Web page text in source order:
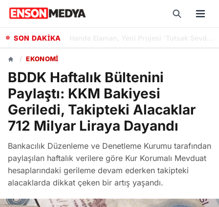
SON DAKİKA
/ EKONOMI
BDDK Haftalık Bültenini
Paylaştı: KKM Bakiyesi
Geriledi, Takipteki Alacaklar
712 Milyar Liraya Dayandı
Bankacılık Düzenleme ve Denetleme Kurumu tarafından
paylaşılan haftalık verilere göre Kur Korumalı Mevduat
hesaplarındaki gerileme devam ederken takipteki
alacaklarda dikkat çeken bir artış yaşandı.